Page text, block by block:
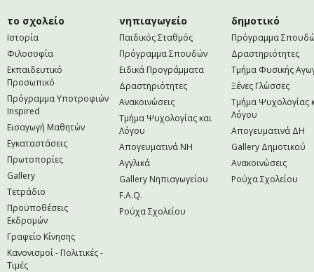
το σχολείο
Ιστορία
Φιλοσοφία
Εκπαιδευτικό
Προσωπικό
Πρόγραμμα Υποτροφιών
Inspired
Εισαγωγή Μαθητών
Εγκαταστάσεις
Πρωτοπορίες
Gallery
Τετράδιο
Προϋποθέσεις
Εκδρομών
Γραφείο Κίνησης
Κανονισμοί - Πολιτικές -
Τιμές
νηπιαγωγείο
Παιδικός Σταθμός
Πρόγραμμα Σπουδών
Ειδικά Προγράμματα
Δραστηριότητες
Ανακοινώσεις
Τμήμα Ψυχολογίας και
Λόγου
Απογευματινά NH
Αγγλικά
Gallery Νηπιαγωγείου
F.A.Q.
Ρούχα Σχολείου
δημοτικό
Πρόγραμμα
Δραστηριότητες
Τμήμα Φυσικής
Ξένες Γλώσσες
Τμήμα Ψυχολογίας
Λόγου
Απογευματινά ΔΗ
Gallery Δημοτικού
Ανακοινώσεις
Ρούχα Σχολείου